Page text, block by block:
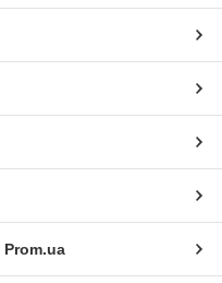
Prom.ua